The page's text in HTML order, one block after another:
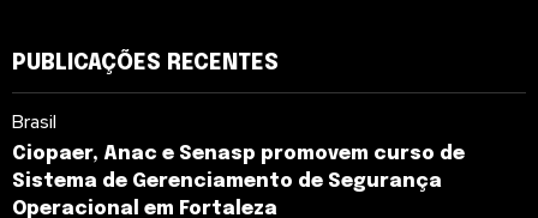
PUBLICAÇÕES RECENTES
Brasil
Ciopaer, Anac e Senasp promovem curso de
Sistema de Gerenciamento de Segurança
Operacional em Fortaleza